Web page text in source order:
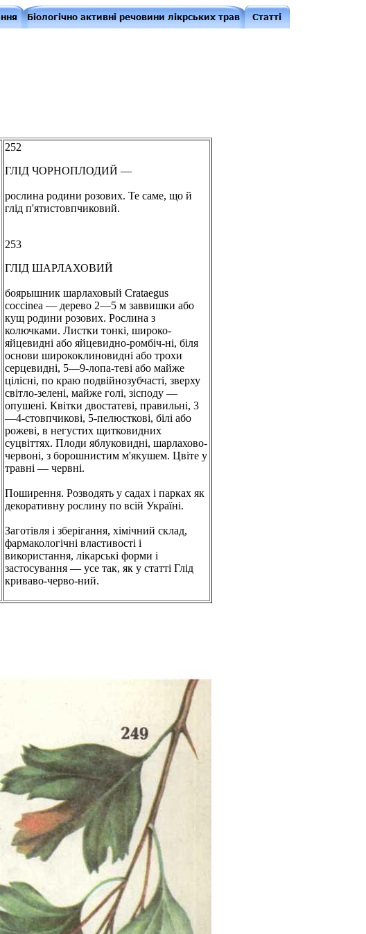
252
ГЛІД ЧОРНОПЛОДИЙ —
рослина родини розових. Те саме, що й
глід п'ятистовпчиковий.
253
ГЛІД ШАРЛАХОВИЙ
боярышник шарлаховый Crataegus
coccinea — дерево 2—5 м заввишки або
кущ родини розових. Рослина з
колючками. Листки тонкі, широко-
яйцевидні або яйцевидно-ромбіч-ні, біля
основи ширококлиновидні або трохи
серцевидні, 5—9-лопа-теві або майже
цілісні, по краю подвійнозубчасті, зверху
світло-зелені, майже голі, зісподу —
опушені. Квітки двостатеві, правильні, 3
—4-стовпчикові, 5-пелюсткові, білі або
рожеві, в негустих щитковидних
суцвіттях. Плоди яблуковидні, шарлахово-
червоні, з борошнистим м'якушем. Цвіте у
травні — червні.
Поширення. Розводять у садах і парках як
декоративну рослину по всій Україні.
Заготівля і зберігання, хімічний склад,
фармакологічні властивості і
використання, лікарські форми і
застосування — усе так, як у статті Глід
криваво-черво-ний.